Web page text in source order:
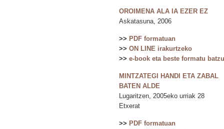
OROIMENA ALA IA EZER EZ
Askatasuna, 2006
>> PDF formatuan
>> ON LINE irakurtzeko
>> e-book eta beste formatu
MINTZATEGI HANDI ETA ZABAL
BATEN ALDE
Lugaritzen, 2005eko urriak 28
Etxerat
>> PDF formatuan